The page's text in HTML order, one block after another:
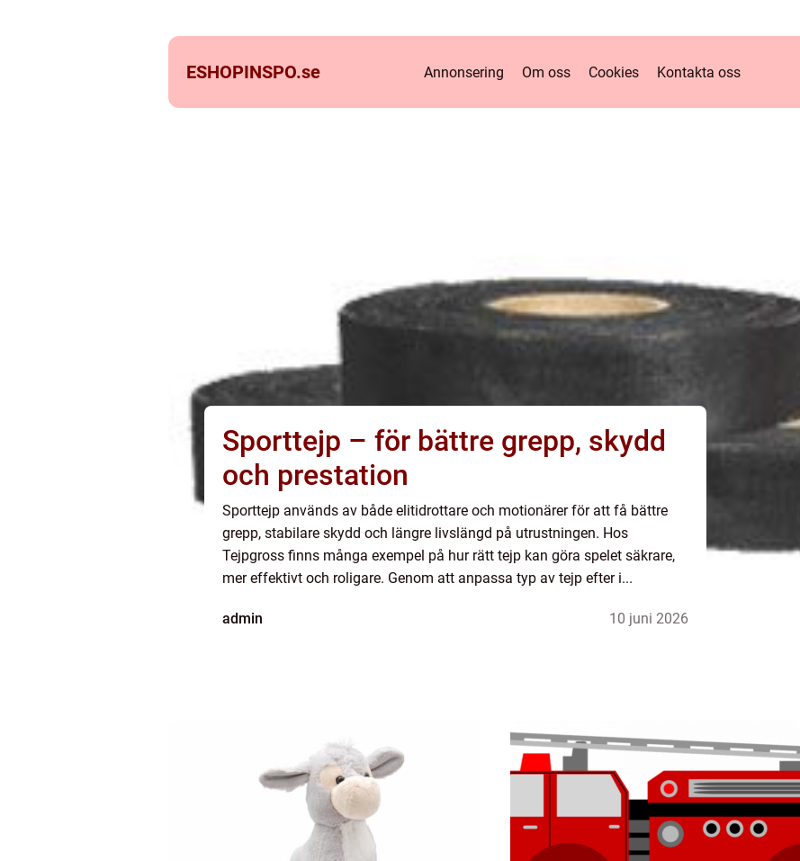
ESHOPINSPO.se Annonsering Om oss Cookies Kontakta oss
Sporttejp – för bättre grepp, skydd
och prestation
Sporttejp används av både elitidrottare och motionärer för att få bättre
grepp, stabilare skydd och längre livslängd på utrustningen. Hos
Tejpgross finns många exempel på hur rätt tejp kan göra spelet säkrare,
mer effektivt och roligare. Genom att anpassa typ av tejp efter i...
admin 10 juni 2026